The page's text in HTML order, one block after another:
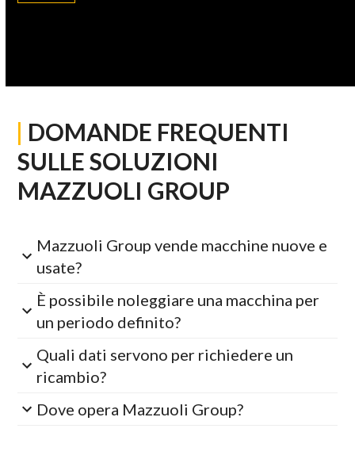
| DOMANDE FREQUENTI
SULLE SOLUZIONI
MAZZUOLI GROUP
Mazzuoli Group vende macchine nuove e
usate?
È possibile noleggiare una macchina per
un periodo definito?
Quali dati servono per richiedere un
ricambio?
Dove opera Mazzuoli Group?